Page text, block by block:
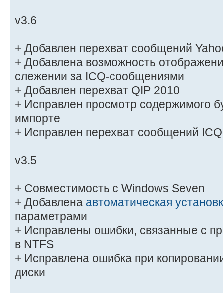
v3.6
+ Добавлен перехват сообщений
+ Добавлена возможность
слежении за ICQ-сообщениями
+ Добавлен перехват QIP 2010
+ Исправлен просмотр содержимого
импорте
+ Исправлен перехват сообщений
v3.5
+ Совместимость с Windows Seven
+ Добавлена автоматическая
параметрами
+ Исправлены ошибки, связанные с
в NTFS
+ Исправлена ошибка при
диски